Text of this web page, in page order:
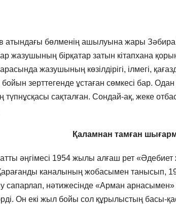
атындағы бөлменің ашылуына жары
жазушының бірқатар затын кітапхана
жазушының көзілдірігі, ілмегі,
зерттегенде ұстаған сөмкесі бар. Одан
сақталған. Сондай-ақ, жеке
Қаламнан тамған
әңгімесі 1954 жылы алғаш рет
каналының жобасымен танысып,
нәтижесінде «Арман арнасымен»
Он екі жыл бойы сол құрылыстың басы-